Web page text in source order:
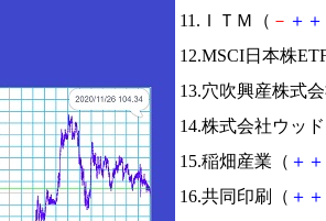
11.ＩＴＭ（ － ＋ ＋
12.MSCI日本株
13.穴吹興産株式
14.株式会社ウッ
15.稲畑産業（ ＋ ＋
16.共同印刷（ ＋ ＋